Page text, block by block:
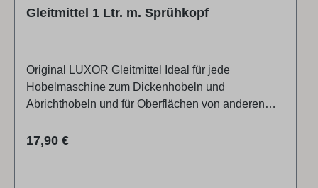
Gleitmittel 1 Ltr. m. Sprühkopf
Original LUXOR Gleitmittel Ideal für jede
Hobelmaschine zum Dickenhobeln und
Abrichthobeln und für Oberflächen von anderen
extra hohem Flammpunkt. Flüssig und sparsam, für
Regulärer Preis:
17,90 €